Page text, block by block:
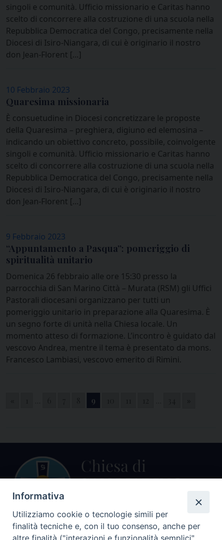
singoli e comunità. Ufficio missionario e Caritas hanno
scelto di concorrere alla costruzione di una scuola nella
Repubblica Democratica del Congo, precisamente nella
Diocesi di Isiro-Niangara, di cui è originario il nostro
don Jean-Florent […]
10 Febbraio 2023
Quaresima missionaria
È consuetudine in Diocesi concretizzare le proposte
della Quaresima – preghiera, digiuno ed elemosina –
indicando un obiettivo concreto, possibile, coinvolgente
singoli e comunità. Ufficio missionario e Caritas hanno
scelto di concorrere alla costruzione di una scuola nella
Repubblica Democratica del Congo, precisamente nella
Diocesi di Isiro-Niangara, di cui è originario il nostro
don Jean-Florent […]
9 Febbraio 2023
“Appuntamento a Pasqua”: pomeriggio di
spiritualità unitario
Domenica 26 febbraio alle ore 15:30 presso la
parrocchia di San Marino Città – Murata (RSM) gli Uffici
Pastorali diocesani organizzano per tutti un
pomeriggio unitario in preparazione alla Quaresima. È
un segno forte di unità nella Chiesa locale. Un
momento atteso di formazione. L’incontro è guidato dal
vescovo Andrea, mentre il tema è presentato da mons.
Francesco Lambiasi, vescovo emerito di Rimini.
9
Centralino Curia Vescovile
Informativa
Utilizziamo cookie o tecnologie simili per
finalità tecniche e, con il tuo consenso, anche per